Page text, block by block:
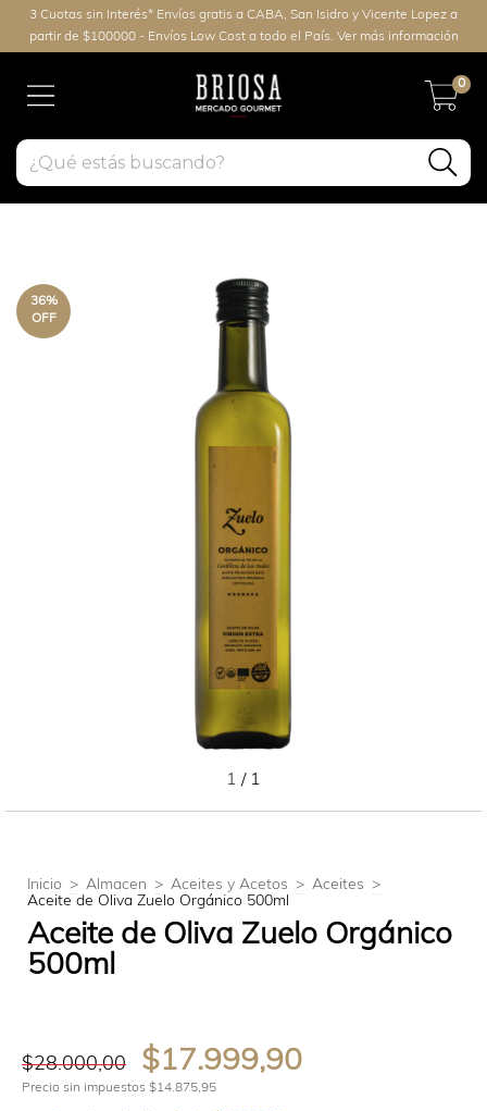
3 Cuotas sin Interés* Envíos gratis a CABA, San Isidro y Vicente Lopez a
partir de $100000 - Envíos Low Cost a todo el País. Ver más información
0
36%
OFF
1 / 1
Inicio > Almacen > Aceites y Acetos > Aceites >
Aceite de Oliva Zuelo Orgánico 500ml
Aceite de Oliva Zuelo Orgánico
500ml
$28.000,00 $17.999,90
Precio sin impuestos $14.875,95